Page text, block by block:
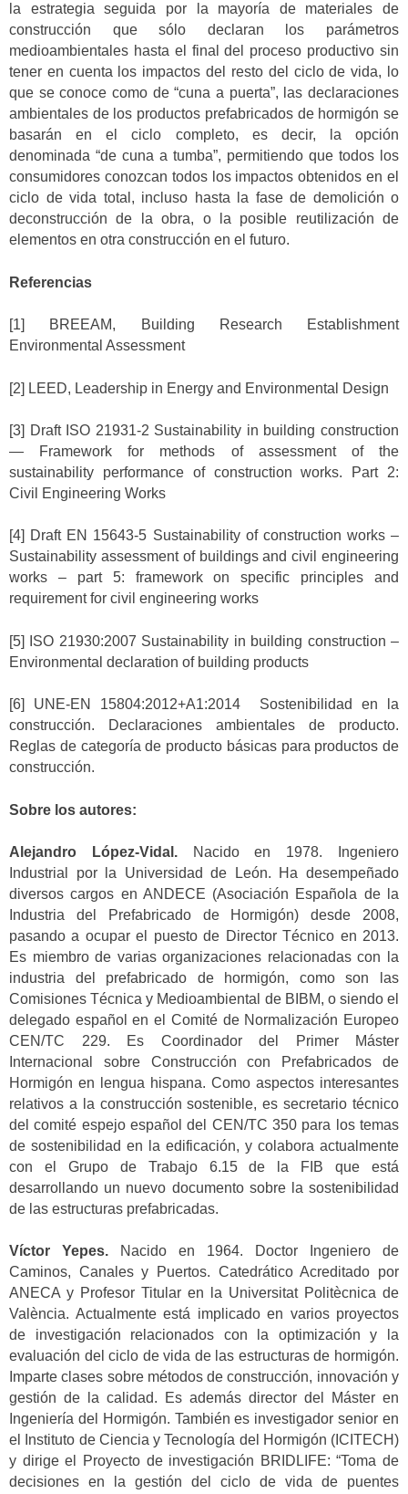
la estrategia seguida por la mayoría de materiales de
construcción que sólo declaran los parámetros
medioambientales hasta el final del proceso productivo sin
tener en cuenta los impactos del resto del ciclo de vida, lo
que se conoce como de “cuna a puerta”, las declaraciones
ambientales de los productos prefabricados de hormigón se
basarán en el ciclo completo, es decir, la opción
denominada “de cuna a tumba”, permitiendo que todos los
consumidores conozcan todos los impactos obtenidos en el
ciclo de vida total, incluso hasta la fase de demolición o
deconstrucción de la obra, o la posible reutilización de
elementos en otra construcción en el futuro.
Referencias
[1] BREEAM, Building Research Establishment
Environmental Assessment
[2] LEED, Leadership in Energy and Environmental Design
[3] Draft ISO 21931-2 Sustainability in building construction
— Framework for methods of assessment of the
sustainability performance of construction works. Part 2:
Civil Engineering Works
[4] Draft EN 15643-5 Sustainability of construction works –
Sustainability assessment of buildings and civil engineering
works – part 5: framework on specific principles and
requirement for civil engineering works
[5] ISO 21930:2007 Sustainability in building construction –
Environmental declaration of building products
[6] UNE-EN 15804:2012+A1:2014 Sostenibilidad en la
construcción. Declaraciones ambientales de producto.
Reglas de categoría de producto básicas para productos de
construcción.
Sobre los autores:
Alejandro López-Vidal.Nacido en 1978. Ingeniero
Industrial por la Universidad de León. Ha desempeñado
diversos cargos en ANDECE (Asociación Española de la
Industria del Prefabricado de Hormigón) desde 2008,
pasando a ocupar el puesto de Director Técnico en 2013.
Es miembro de varias organizaciones relacionadas con la
industria del prefabricado de hormigón, como son las
Comisiones Técnica y Medioambiental de BIBM, o siendo el
delegado español en el Comité de Normalización Europeo
CEN/TC 229. Es Coordinador del Primer Máster
Internacional sobre Construcción con Prefabricados de
Hormigón en lengua hispana. Como aspectos interesantes
relativos a la construcción sostenible, es secretario técnico
del comité espejo español del CEN/TC 350 para los temas
de sostenibilidad en la edificación, y colabora actualmente
con el Grupo de Trabajo 6.15 de la FIB que está
desarrollando un nuevo documento sobre la sostenibilidad
de las estructuras prefabricadas.
Víctor Yepes. Nacido en 1964. Doctor Ingeniero de
Caminos, Canales y Puertos. Catedrático Acreditado por
ANECA y Profesor Titular en la Universitat Politècnica de
València. Actualmente está implicado en varios proyectos
de investigación relacionados con la optimización y la
evaluación del ciclo de vida de las estructuras de hormigón.
Imparte clases sobre métodos de construcción, innovación y
gestión de la calidad. Es además director del Máster en
Ingeniería del Hormigón. También es investigador senior en
el Instituto de Ciencia y Tecnología del Hormigón (ICITECH)
y dirige el Proyecto de investigación BRIDLIFE: “Toma de
decisiones en la gestión del ciclo de vida de puentes